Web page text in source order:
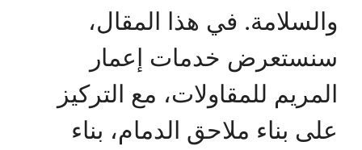
والسلامة. في هذا المقال،
سنستعرض خدمات إعمار
المريم للمقاولات، مع التركيز
على بناء ملاحق الدمام، بناء